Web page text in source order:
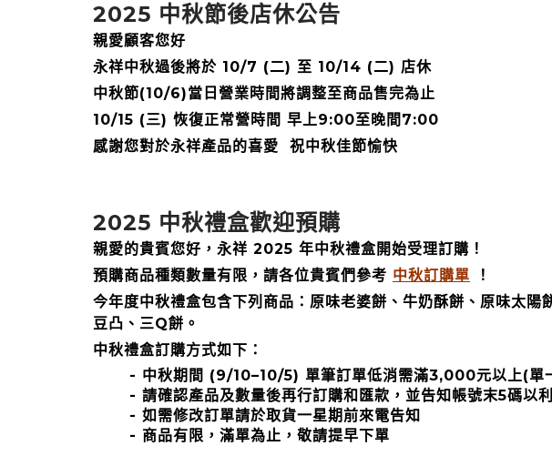
2025 中秋節後店休公告
親愛顧客您好
永祥中秋過後將於 10/7 (二) 至 10/14 (二) 店休
中秋節(10/6)當日營業時間將調整至商品售完為止
10/15 (三) 恢復正常營時間 早上9:00至晚間7:00
感謝您對於永祥產品的喜愛 祝中秋佳節愉快
2025 中秋禮盒歡迎預購
親愛的貴賓您好，永祥 2025 年中秋禮盒開始受理訂購！
預購商品種類數量有限，請各位貴賓們參考 中秋訂購單 ！
今年度中秋禮盒包含下列商品：原味老婆餅、牛奶酥餅、原味太
豆凸、三Q餅。
中秋禮盒訂購方式如下：
- 中秋期間 (9/10–10/5) 單筆訂單低消需滿3,000元以上(單
- 請確認產品及數量後再行訂購和匯款，並告知帳號末5碼以
- 如需修改訂單請於取貨一星期前來電告知
- 商品有限，滿單為止，敬請提早下單